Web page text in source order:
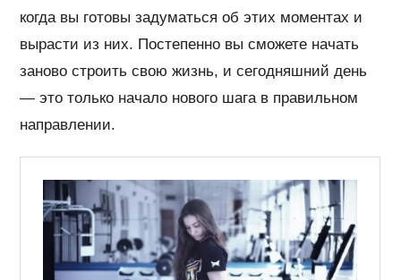
когда вы готовы задуматься об этих моментах и ​​
вырасти из них. Постепенно вы сможете начать
заново строить свою жизнь, и сегодняшний день
— это только начало нового шага в правильном
направлении.